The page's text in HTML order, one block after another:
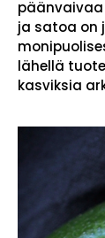
päänvaivaa
ja satoa on
lähellä
kasviksia